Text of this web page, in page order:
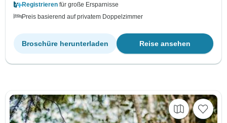
Registrieren für große Ersparnisse
Preis basierend auf privatem Doppelzimmer
Reise ansehen
Broschüre herunterladen